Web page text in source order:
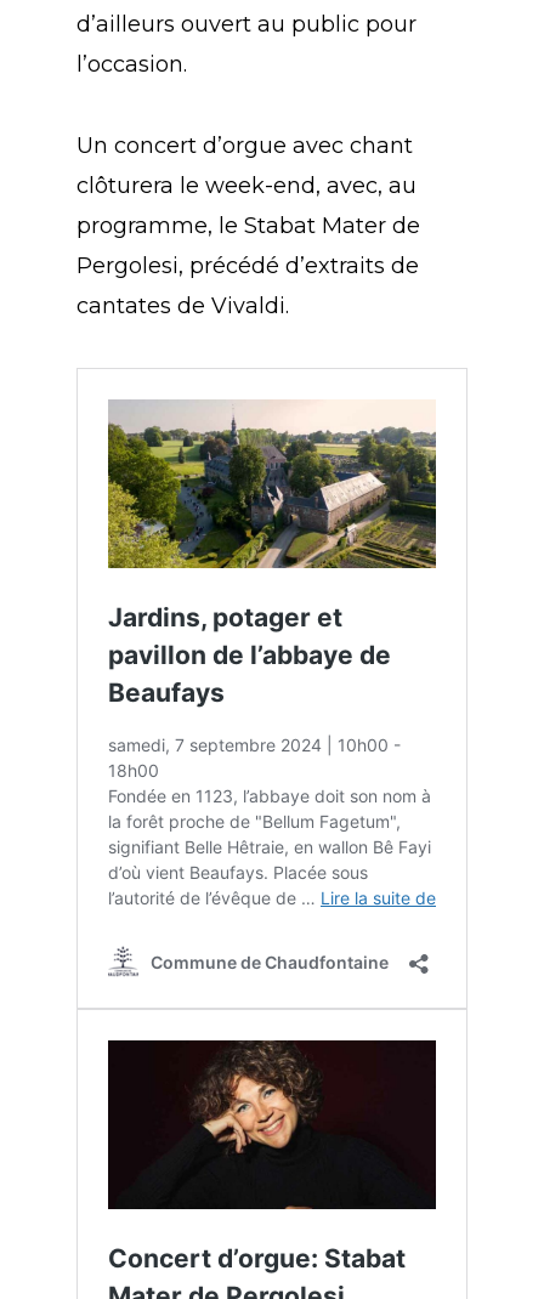
d’ailleurs ouvert au public pour
l’occasion.
Un concert d’orgue avec chant
clôturera le week-end, avec, au
programme, le Stabat Mater de
Pergolesi, précédé d’extraits de
cantates de Vivaldi.